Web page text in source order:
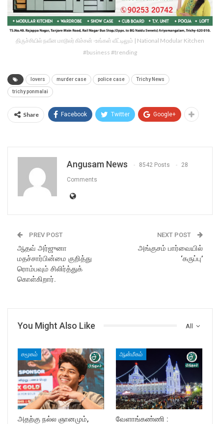
திருச்சியில் நவீன மாடூலர் கிச்சன் -உங்கள் வீட்டிலும் | National Modular Kitchen
#business #trending
lovers murder case police case Trichy News
trichy ponmalai
Share Facebook Twitter Google+
Angusam News 8542 Posts 28
Comments
PREV POST
ஆதவ் அர்ஜுனா
மதச்சார்பின்மை குறித்து
ரொம்பவும் சிலிர்த்துக்
கொள்கிறார்.
NEXT POST
அங்குசம் பார்வையில்
‘கருப்பு’
All
You Might Also Like
சமூகம்
அதற்கு நல்ல ஞானமும்,
ஆன்மீகம்
வேளாங்கண்ணி :